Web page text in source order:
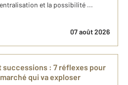
et la possibilité ...
07 août 2026
successions : 7 réflexes pour
qui va exploser